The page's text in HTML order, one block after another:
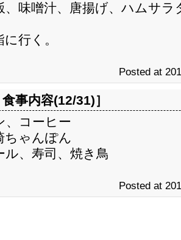
、味噌汁、唐揚げ、ハムサラ
行く。
Posted at
食事内容(12/31)］
、コーヒー
ちゃんぽん
ル、寿司、焼き鳥
Posted at